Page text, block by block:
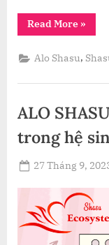
Read More“VIẾT
DỰ
»
Alo Shasu,
ALO
trong hệ
Posted
27 Tháng 9,